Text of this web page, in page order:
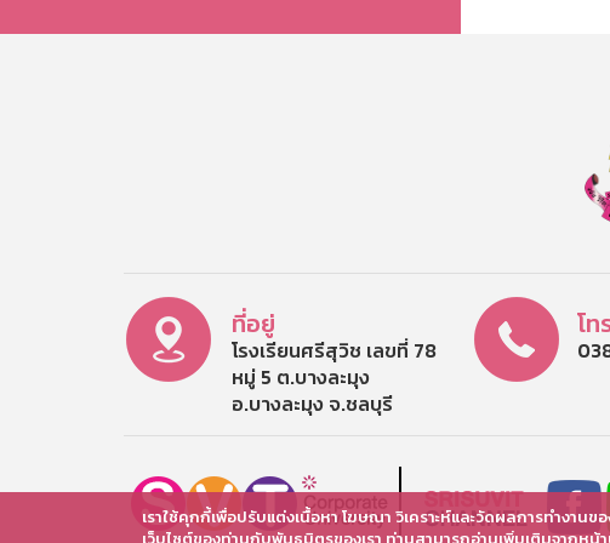
ที่อยู่
โรงเรียนศรีสุวิช เลขที่ 78
หมู่ 5 ต.บางละมุง
อ.บางละมุง จ.ชลบุรี
โ
เราใช้คุกกี้เพื่อปรับแต่งเนื้อหา โฆษณา วิเคราะห์และวัดผลการทำงาน